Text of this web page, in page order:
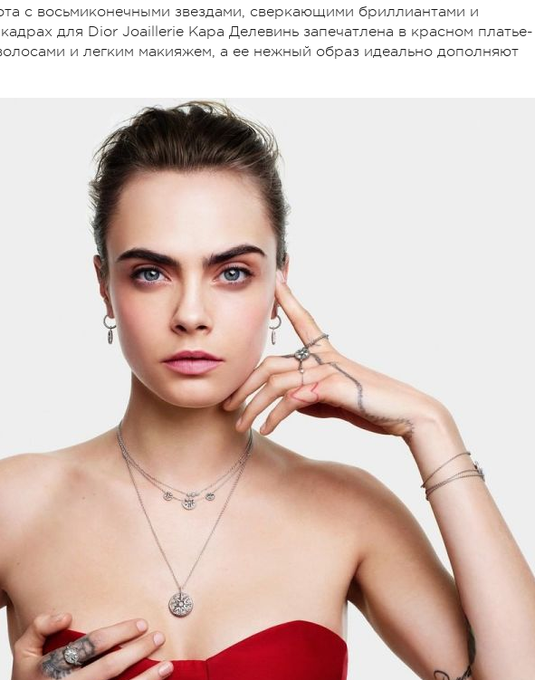
с восьмиконечными звездами, сверкающими бриллиантами и
для Dior Joaillerie Кара Делевинь запечатлена в красном платье-
и легким макияжем, а ее нежный образ идеально дополняют